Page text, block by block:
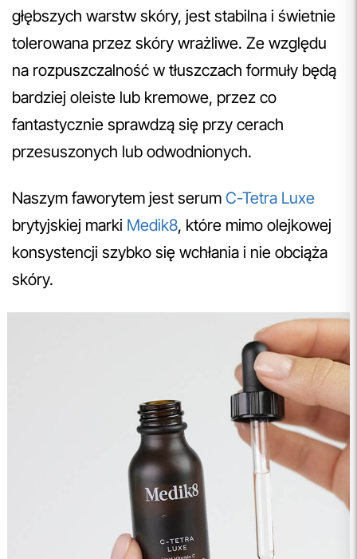
głębszych warstw skóry, jest stabilna i świetnie
tolerowana przez skóry wrażliwe. Ze względu
na rozpuszczalność w tłuszczach formuły będą
bardziej oleiste lub kremowe, przez co
fantastycznie sprawdzą się przy cerach
przesuszonych lub odwodnionych.
Naszym faworytem jest serum C-Tetra Luxe
brytyjskiej marki Medik8, które mimo olejkowej
konsystencji szybko się wchłania i nie obciąża
skóry.